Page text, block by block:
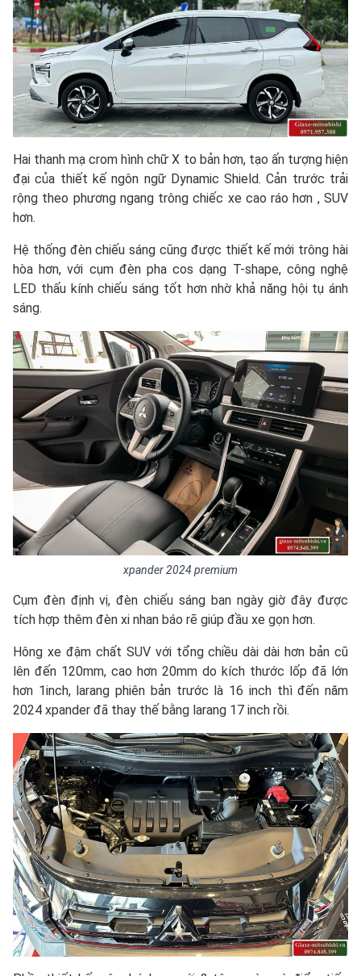
Hai thanh mạ crom hình chữ X to bản hơn, tạo ấn tượng hiện
đại của thiết kế ngôn ngữ Dynamic Shield. Cản trước trải
rộng theo phương ngang trông chiếc xe cao ráo hơn , SUV
hơn.
Hệ thống đèn chiếu sáng cũng được thiết kế mới trông hài
hòa hơn, với cụm đèn pha cos dạng T-shape, công nghệ
LED thấu kính chiếu sáng tốt hơn nhờ khả năng hội tụ ánh
sáng.
xpander 2024 premium
Cụm đèn định vị, đèn chiếu sáng ban ngày giờ đây được
tích hợp thêm đèn xi nhan báo rẽ giúp đầu xe gọn hơn.
Hông xe đậm chất SUV với tổng chiều dài dài hơn bản cũ
lên đến 120mm, cao hơn 20mm do kích thước lốp đã lớn
hơn 1inch, larang phiên bản trước là 16 inch thì đến năm
2024 xpander đã thay thế bằng larang 17 inch rồi.